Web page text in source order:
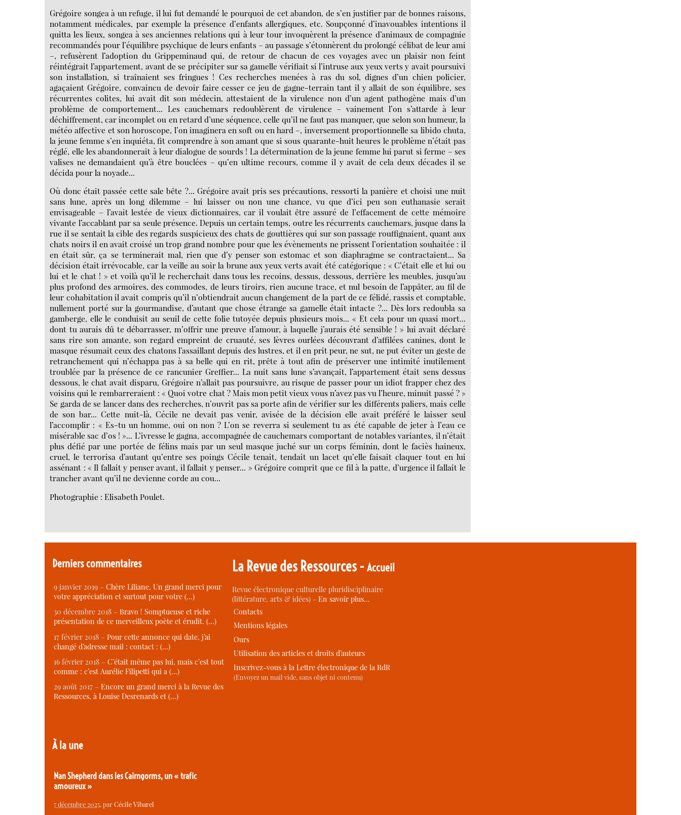
Grégoire songea à un refuge, il lui fut demandé le pourquoi de cet abandon, de s’en justifier par de bonnes raisons,
notamment médicales, par exemple la présence d’enfants allergiques, etc. Soupçonné d’inavouables intentions il
quitta les lieux, songea à ses anciennes relations qui à leur tour invoquèrent la présence d’animaux de compagnie
recommandés pour l’équilibre psychique de leurs enfants – au passage s’étonnèrent du prolongé célibat de leur ami
–, refusèrent l’adoption du Grippeminaud qui, de retour de chacun de ces voyages avec un plaisir non feint
réintégrait l’appartement, avant de se précipiter sur sa gamelle vérifiait si l’intruse aux yeux verts y avait poursuivi
son installation, si traînaient ses fringues ! Ces recherches menées à ras du sol, dignes d’un chien policier,
agaçaient Grégoire, convaincu de devoir faire cesser ce jeu de gagne-terrain tant il y allait de son équilibre, ses
récurrentes colites, lui avait dit son médecin, attestaient de la virulence non d’un agent pathogène mais d’un
problème de comportement... Les cauchemars redoublèrent de virulence – vainement l’on s’attarde à leur
déchiffrement, car incomplet ou en retard d’une séquence, celle qu’il ne faut pas manquer, que selon son humeur, la
météo affective et son horoscope, l’on imaginera en soft ou en hard –, inversement proportionnelle sa libido chuta,
la jeune femme s’en inquiéta, fit comprendre à son amant que si sous quarante-huit heures le problème n’était pas
réglé, elle les abandonnerait à leur dialogue de sourds ! La détermination de la jeune femme lui parut si ferme – ses
valises ne demandaient qu’à être bouclées – qu’en ultime recours, comme il y avait de cela deux décades il se
décida pour la noyade...
Où donc était passée cette sale bête ?... Grégoire avait pris ses précautions, ressorti la panière et choisi une nuit
sans lune, après un long dilemme – lui laisser ou non une chance, vu que d’ici peu son euthanasie serait
envisageable – l’avait lestée de vieux dictionnaires, car il voulait être assuré de l’effacement de cette mémoire
vivante l’accablant par sa seule présence. Depuis un certain temps, outre les récurrents cauchemars, jusque dans la
rue il se sentait la cible des regards suspicieux des chats de gouttières qui sur son passage rouffignaient, quant aux
chats noirs il en avait croisé un trop grand nombre pour que les évènements ne prissent l’orientation souhaitée : il
en était sûr, ça se terminerait mal, rien que d’y penser son estomac et son diaphragme se contractaient... Sa
décision était irrévocable, car la veille au soir la brune aux yeux verts avait été catégorique : « C’était elle et lui ou
lui et le chat ! » et voilà qu’il le recherchait dans tous les recoins, dessus, dessous, derrière les meubles, jusqu’au
plus profond des armoires, des commodes, de leurs tiroirs, rien aucune trace, et nul besoin de l’appâter, au fil de
leur cohabitation il avait compris qu’il n’obtiendrait aucun changement de la part de ce félidé, rassis et comptable,
nullement porté sur la gourmandise, d’autant que chose étrange sa gamelle était intacte ?... Dès lors redoubla sa
gamberge, elle le conduisit au seuil de cette folie tutoyée depuis plusieurs mois... « Et cela pour un quasi mort...
dont tu aurais dû te débarrasser, m’offrir une preuve d’amour, à laquelle j’aurais été sensible ! » lui avait déclaré
sans rire son amante, son regard empreint de cruauté, ses lèvres ourlées découvrant d’affilées canines, dont le
masque résumait ceux des chatons l’assaillant depuis des lustres, et il en prit peur, ne sut, ne put éviter un geste de
retranchement qui n’échappa pas à sa belle qui en rit, prête à tout afin de préserver une intimité inutilement
troublée par la présence de ce rancunier Greffier... La nuit sans lune s’avançait, l’appartement était sens dessus
dessous, le chat avait disparu, Grégoire n’allait pas poursuivre, au risque de passer pour un idiot frapper chez des
voisins qui le rembarreraient : « Quoi votre chat ? Mais mon petit vieux vous n’avez pas vu l’heure, minuit passé ? »
Se garda de se lancer dans des recherches, n’ouvrit pas sa porte afin de vérifier sur les différents paliers, mais celle
de son bar... Cette nuit-là, Cécile ne devait pas venir, avisée de la décision elle avait préféré le laisser seul
l’accomplir : « Es-tu un homme, oui on non ? L’on se reverra si seulement tu as été capable de jeter à l’eau ce
misérable sac d’os ! »... L’ivresse le gagna, accompagnée de cauchemars comportant de notables variantes, il n’était
plus défié par une portée de félins mais par un seul masque juché sur un corps féminin, dont le faciès haineux,
cruel, le terrorisa d’autant qu’entre ses poings Cécile tenait, tendait un lacet qu’elle faisait claquer tout en lui
assénant : « Il fallait y penser avant, il fallait y penser... » Grégoire comprit que ce fil à la patte, d’urgence il fallait le
trancher avant qu’il ne devienne corde au cou...
Photographie : Elisabeth Poulet.
Derniers commentaires
9 janvier 2019 – Chère Liliane, Un grand merci pour
votre appréciation et surtout pour votre (…)
30 décembre 2018 – Bravo ! Somptueuse et riche
présentation de ce merveilleux poète et érudit. (…)
17 février 2018 – Pour cette annonce qui date, j’ai
changé d’adresse mail : contact : (…)
16 février 2018 – C’était même pas lui, mais c’est tout
comme : c’est Aurélie Filipetti qui a (…)
29 août 2017 – Encore un grand merci à la Revue des
Ressources, à Louise Desrenards et (…)
À la une
Nan Shepherd dans les Cairngorms, un « trafic
amoureux »
7 décembre 2025, parCécile Vibarel
La Revue des Ressources -Accueil
Revue électronique culturelle pluridisciplinaire
(littérature, arts & idées) -En savoir plus…
Contacts
Mentions légales
Ours
Utilisation des articles et droits d’auteurs
Inscrivez-vous à la Lettre électronique de la RdR
(Envoyez un mail vide, sans objet ni contenu)